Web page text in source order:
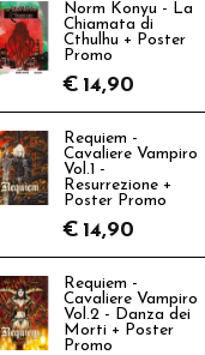
Norm Konyu - La
Chiamata di
Cthulhu + Poster
Promo
€ 14,90
Requiem -
Cavaliere Vampiro
Vol.1 -
Resurrezione +
Poster Promo
€ 14,90
Requiem -
Cavaliere Vampiro
Vol.2 - Danza dei
Morti + Poster
Promo